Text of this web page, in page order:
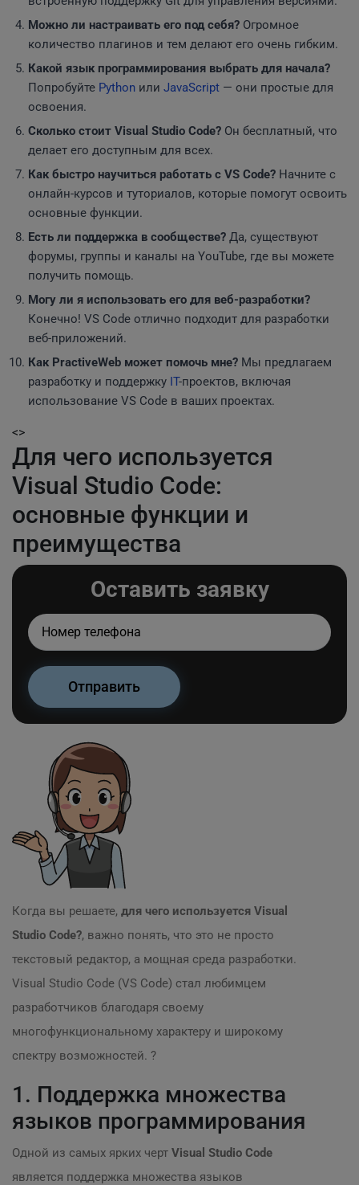
Можно ли настраивать его под себя? Огромное
количество плагинов и тем делают его очень гибким.
Какой язык программирования выбрать для начала?
Попробуйте Python или JavaScript — они простые для
освоения.
Сколько стоит Visual Studio Code? Он бесплатный, что
делает его доступным для всех.
Как быстро научиться работать с VS Code? Начните с
онлайн-курсов и туториалов, которые помогут освоить
основные функции.
Есть ли поддержка в сообществе? Да, существуют
форумы, группы и каналы на YouTube, где вы можете
получить помощь.
Могу ли я использовать его для веб-разработки?
Конечно! VS Code отлично подходит для разработки
веб-приложений.
Как PractiveWeb может помочь мне? Мы предлагаем
разработку и поддержку IT-проектов, включая
использование VS Code в ваших проектах.
<>
Для чего используется
Visual Studio Code:
основные функции и
преимущества
Оставить заявку
Когда вы решаете, для чего используется Visual
Studio Code?, важно понять, что это не просто
текстовый редактор, а мощная среда разработки.
Visual Studio Code (VS Code) стал любимцем
разработчиков благодаря своему
многофункциональному характеру и широкому
спектру возможностей. ?
1. Поддержка множества
языков программирования
Одной из самых ярких черт Visual Studio Code
является поддержка множества языков